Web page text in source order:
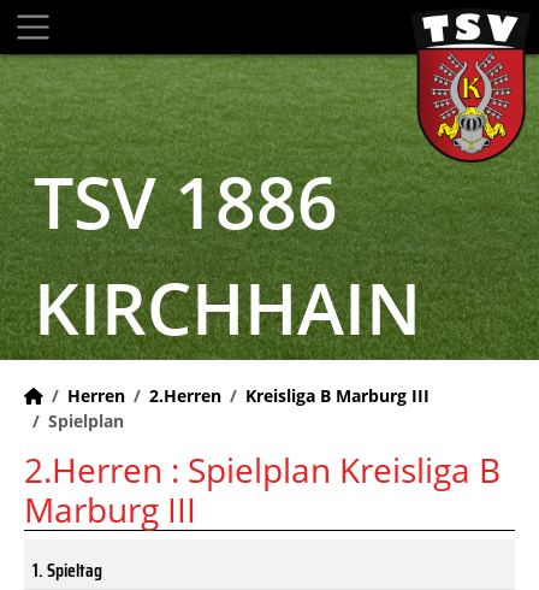
TSV 1886
KIRCHHAIN
Herren 2.Herren
Kreisliga B Marburg III
Spielplan
2.Herren : Spielplan Kreisliga B
Marburg III
1. Spieltag